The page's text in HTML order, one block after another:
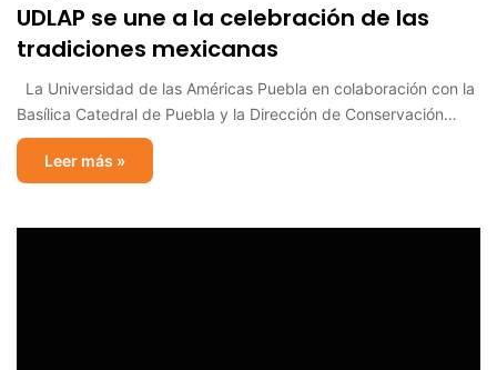
UDLAP se une a la celebración de las
tradiciones mexicanas
La Universidad de las Américas Puebla en colaboración con la
Basílica Catedral de Puebla y la Dirección de Conservación…
Leer más »